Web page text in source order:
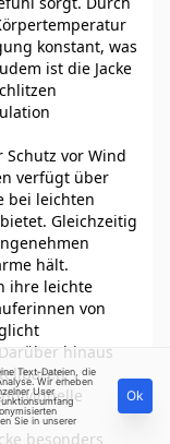
konstant, was
ist die Jacke
vor Wind
verfügt über
bei leichten
Gleichzeitig
hält.
ihre leichte
von
hinaus
besonders
Text-Dateien, die
Wir erheben
User
Sie in unserer
Ok